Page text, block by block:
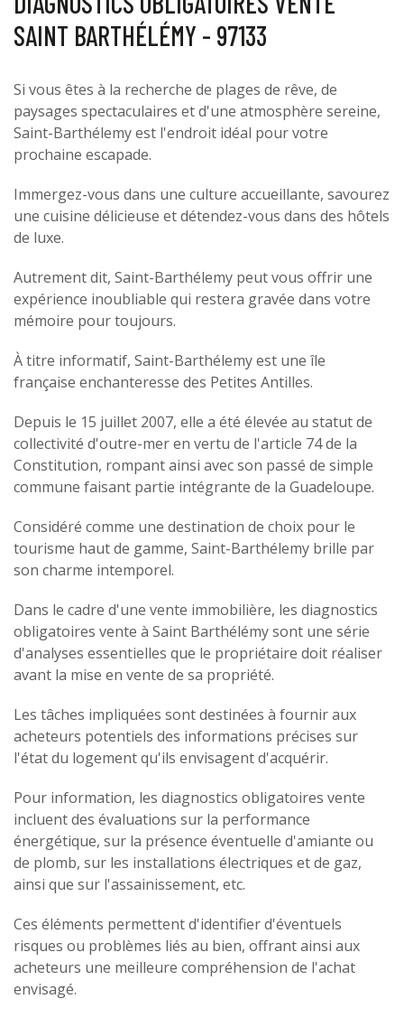
SAINT BARTHÉLÉMY - 97133
Si vous êtes à la recherche de plages de rêve, de
paysages spectaculaires et d'une atmosphère sereine,
Saint-Barthélemy est l'endroit idéal pour votre
prochaine escapade.
Immergez-vous dans une culture accueillante, savourez
une cuisine délicieuse et détendez-vous dans des hôtels
de luxe.
Autrement dit, Saint-Barthélemy peut vous offrir une
expérience inoubliable qui restera gravée dans votre
mémoire pour toujours.
À titre informatif, Saint-Barthélemy est une île
française enchanteresse des Petites Antilles.
Depuis le 15 juillet 2007, elle a été élevée au statut de
collectivité d'outre-mer en vertu de l'article 74 de la
Constitution, rompant ainsi avec son passé de simple
commune faisant partie intégrante de la Guadeloupe.
Considéré comme une destination de choix pour le
tourisme haut de gamme, Saint-Barthélemy brille par
son charme intemporel.
Dans le cadre d'une vente immobilière, les diagnostics
obligatoires vente à Saint Barthélémy sont une série
d'analyses essentielles que le propriétaire doit réaliser
avant la mise en vente de sa propriété.
Les tâches impliquées sont destinées à fournir aux
acheteurs potentiels des informations précises sur
l'état du logement qu'ils envisagent d'acquérir.
Pour information, les diagnostics obligatoires vente
incluent des évaluations sur la performance
énergétique, sur la présence éventuelle d'amiante ou
de plomb, sur les installations électriques et de gaz,
ainsi que sur l'assainissement, etc.
Ces éléments permettent d'identifier d'éventuels
risques ou problèmes liés au bien, offrant ainsi aux
acheteurs une meilleure compréhension de l'achat
envisagé.